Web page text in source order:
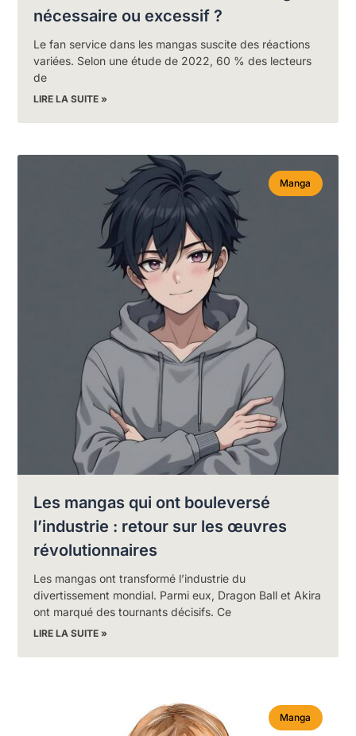
nécessaire ou excessif ?
Le fan service dans les mangas suscite des réactions
variées. Selon une étude de 2022, 60 % des lecteurs
de
LIRE LA SUITE »
Manga
Les mangas qui ont bouleversé
l’industrie : retour sur les œuvres
révolutionnaires
Les mangas ont transformé l’industrie du
divertissement mondial. Parmi eux, Dragon Ball et Akira
ont marqué des tournants décisifs. Ce
LIRE LA SUITE »
Manga